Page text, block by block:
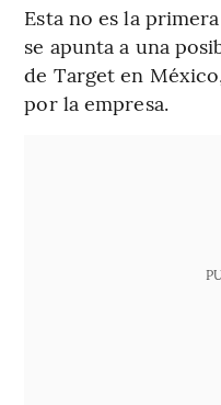
Esta no es la
se apunta a una
de Target en
por la empresa.